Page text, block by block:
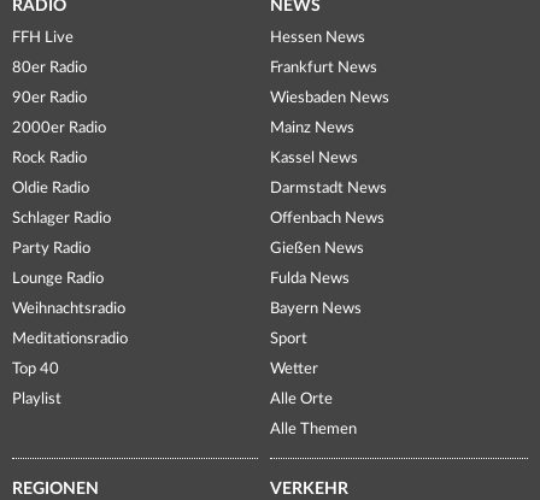
RADIO
FFH Live
80er Radio
90er Radio
2000er Radio
Rock Radio
Oldie Radio
Schlager Radio
Party Radio
Lounge Radio
Weihnachtsradio
Meditationsradio
Top 40
Playlist
NEWS
Hessen News
Frankfurt News
Wiesbaden News
Mainz News
Kassel News
Darmstadt News
Offenbach News
Gießen News
Fulda News
Bayern News
Sport
Wetter
Alle Orte
Alle Themen
REGIONEN VERKEHR